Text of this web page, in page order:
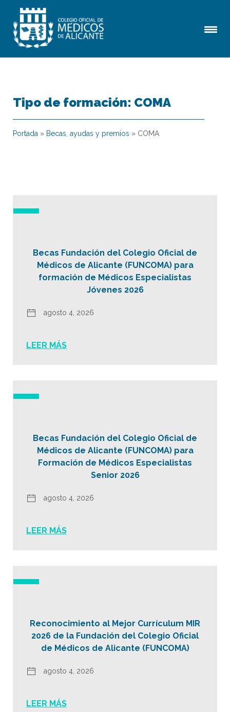
Tipo de formación: COMA
Portada » Becas, ayudas y premios » COMA
Becas Fundación del Colegio Oficial de
Médicos de Alicante (FUNCOMA) para
formación de Médicos Especialistas
Jóvenes 2026
agosto 4, 2026
LEER MÁS
Becas Fundación del Colegio Oficial de
Médicos de Alicante (FUNCOMA) para
Formación de Médicos Especialistas
Senior 2026
agosto 4, 2026
LEER MÁS
Reconocimiento al Mejor Currículum MIR
2026 de la Fundación del Colegio Oficial
de Médicos de Alicante (FUNCOMA)
agosto 4, 2026
LEER MÁS